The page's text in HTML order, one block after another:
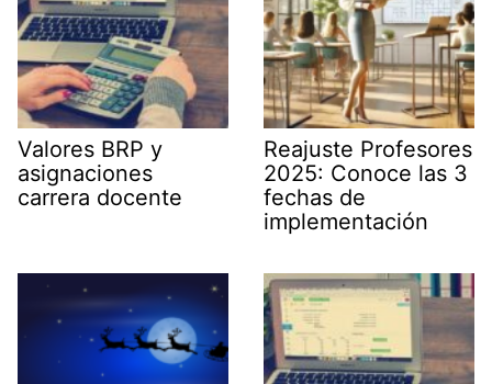
Valores BRP y
asignaciones
carrera docente
Reajuste Profesores
2025: Conoce las 3
fechas de
implementación